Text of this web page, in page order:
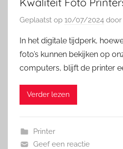
Geplaatst op 10/07/2024 door
In het digitale tijdperk,
foto’s kunnen bekijken op
computers, blijft de printer
Verder lezen
Printer
Geef een reactie